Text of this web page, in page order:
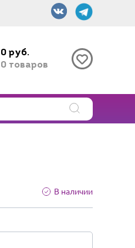
0 руб.
0 товаров
В наличии